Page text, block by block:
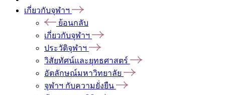
เกี่ยวกับจุฬาฯ
ย้อนกลับ
เกี่ยวกับจุฬาฯ
ประวัติจุฬาฯ
วิสัยทัศน์และยุทธศาสตร์
อัตลักษณ์มหาวิทยาลัย
จุฬาฯ กับความยั่งยืน